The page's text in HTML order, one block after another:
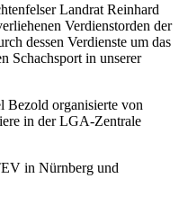
Landrat Reinhard
Verdienstorden der
dessen Verdienste um das
Schachsport in unserer
Bezold organisierte von
in der LGA-Zentrale
in Nürnberg und